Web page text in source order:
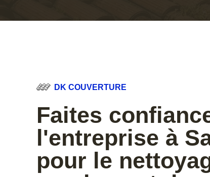
DK COUVERTURE
Faites
l'entreprise à
pour le